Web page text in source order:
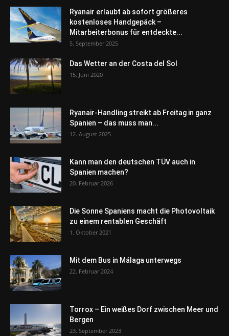
Ryanair erlaubt ab sofort größeres
kostenloses Handgepäck –
Mitarbeiterbonus für entdeckte...
5. September 2025
Das Wetter an der Costa del Sol
15. Juni 2020
Ryanair-Handling streikt ab Freitag in ganz
Spanien – das muss man...
12. August 2025
Kann man den deutschen TÜV auch in
Spanien machen?
20. Februar 2026
Die Sonne Spaniens macht die Photovoltaik
zu einem rentablen Geschäft
1. Oktober 2021
Mit dem Bus in Málaga unterwegs
22. Februar 2024
Torrox – Ein weißes Dorf zwischen Meer und
Bergen
23. September 2023